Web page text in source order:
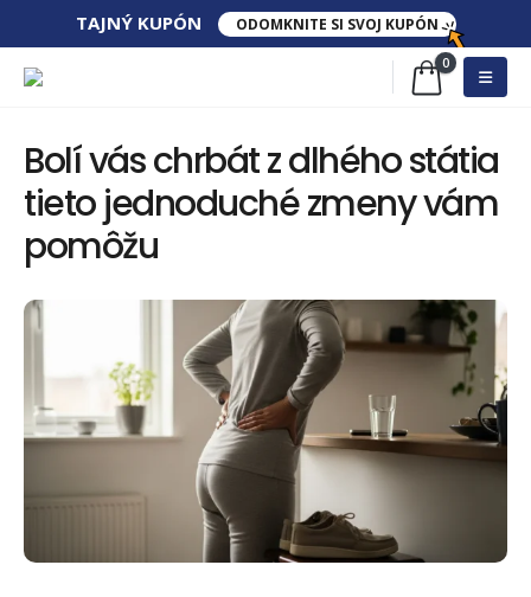
TAJNÝ​ KUPÓN ODOMKNITE SI SVOJ KUPÓN
0
Bolí vás chrbát z dlhého státia
tieto jednoduché zmeny vám
pomôžu